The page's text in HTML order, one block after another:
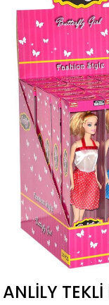
ANLILY TEKLI